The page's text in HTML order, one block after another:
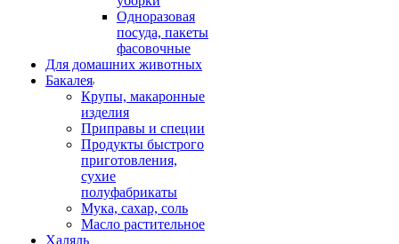
Одноразовая
посуда, пакеты
фасовочные
Для домашних животных
Бакалея
Крупы, макаронные
изделия
Приправы и специи
Продукты быстрого
приготовления,
сухие
полуфабрикаты
Мука, сахар, соль
Масло растительное
Халяль